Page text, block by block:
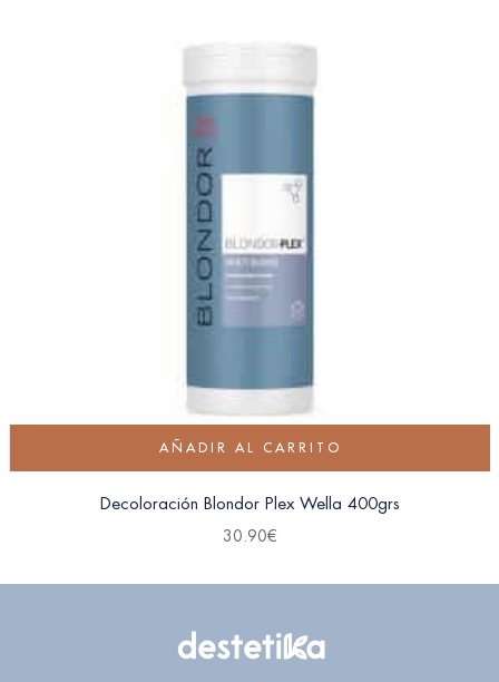
AÑADIR AL CARRITO
Decoloración Blondor Plex Wella 400grs
30.90€